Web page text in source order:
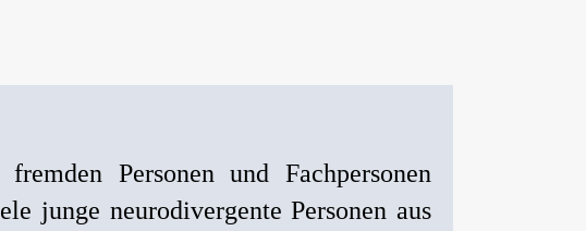
Personen und Fachpersonen
junge neurodivergente Personen aus